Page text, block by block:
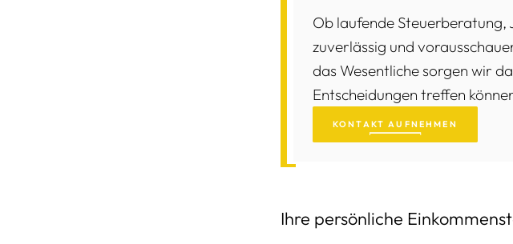
Ob laufende Steuerberatung,
zuverlässig und
das Wesentliche sorgen wir
Entscheidungen treffen
KONTAKT AUFNEHMEN
Ihre persönliche